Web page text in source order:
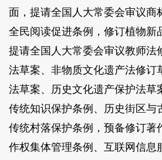
面，提请全国人大常委会审议商
全民阅读促进条例，修订植物新
提请全国人大常委会审议教师法
法草案、非物质文化遗产法修订
法草案、历史文化遗产保护法草
传统知识保护条例、历史街区与
传统村落保护条例，预备修订著
作权集体管理条例、互联网信息